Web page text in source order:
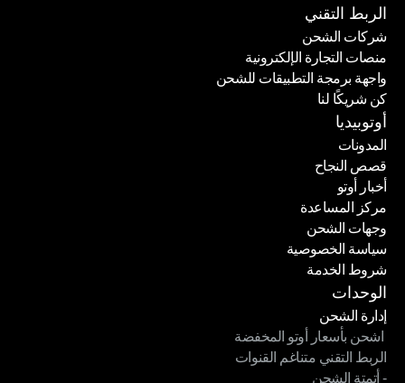
اتصل بنا
الربط التقني
شركات الشحن
شركات الشحن
منصات التجارة الإلكترونية
منصات التجارة الإلكترونية
واجهة برمجة التطبيقات للشحن
واجهة برمجة التطبيقات للشحن
كن شريكًا لنا
كن شريكًا لنا
أوتوبيديا
المدونات
المدونات
قصص النجاح
قصص النجاح
أخبار أوتو
أخبار أوتو
مركز المساعدة
مركز المساعدة
وجهات الشحن
وجهات الشحن
سياسة الخصوصية
سياسة الخصوصية
شروط الخدمة
شروط الخدمة
الوحدات
إدارة الشحن
إدارة الشحن
اشحن بأسعار أوتو المخفضة
اشحن بأسعار أوتو المخفضة
الربط التقني متناغم القنوات
الربط التقني متناغم القنوات
- أتمتة الشحن